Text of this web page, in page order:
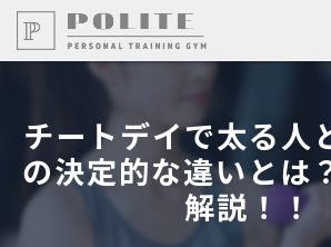
チートデイで太る人
の決定的な違いとは
解説！！